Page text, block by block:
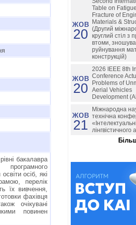
жов
20
Table on
Fracture of
Materials &
(Другий
круглий стіл з
втоми,
руйнування
конструкцій)
жов
20
2026 IEEE 8th
Conference
Problems of
Aerial Vehicles
Development
жов
21
Міжнародна
технічна
лінгвістичного
бакалавра
осіб, які
перелік
їх вивчення,
фахівця
очікувані
повинен